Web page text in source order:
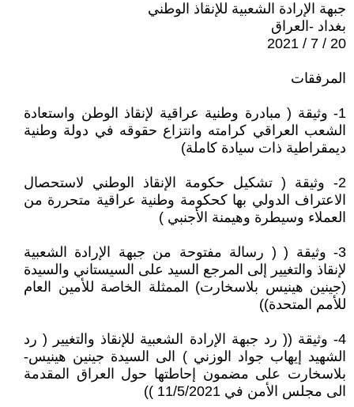
جبهة الإرادة الشعبية للإنقاذ الوطني
بغداد -العراق
20 / 7 / 2021
المرفقات
1- وثيقة ( مبادرة وطنية عراقية لإنقاذ الوطن واستعادة
الشعب العراقي كرامته وانتزاع حقوقه في دولة وطنية
ديمقراطية ذات سيادة كاملة)
2- وثيقة ( تشكيل حكومة الإنقاذ الوطني لاستحصال
الاعتراف الدولي بها كحكومة وطنية عراقية متحررة من
العملاء وسيطرة وهيمنة الأجنبي )
3- وثيقة ( ( رسالة مفتوحة من جبهة الإرادة الشعبية
لإنقاذ والتغيير إلى المرجع السيد على السيستاني والسيدة
(جينين هينيس بلاسخارت) الممثلة الخاصة للأمين العام
للأمم المتحدة))
4- وثيقة (( رد جبهة الإرادة الشعبية للإنقاذ والتغيير ( رد
الشهيد إيهاب جواد الوزني ) الى السيدة جينين هينيس-
بلاسخارت على مضمون إحاطتها حول العراق المقدمة
الى مجلس الأمن في 11/5/2021 ))